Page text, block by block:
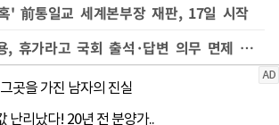
' 前통일교 세계본부장 재판, 17일 시작
대통령실 "이배용, 휴가라고 국회 출석·답변 의무 면제 안 돼"